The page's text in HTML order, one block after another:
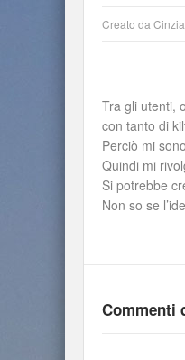
Creato da Cinzia
Tra gli utenti,
con tanto di
Perciò mi
Quindi mi
Si potrebbe
Non so se
Commenti